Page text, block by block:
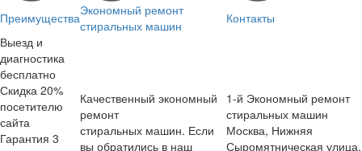
ПреимуществаЭкономный ремонт
стиральных машин
Контакты
Выезд и
диагностика
бесплатно
Скидка 20%
посетителю
сайта
Гарантия 3
Качественный экономный
ремонт
стиральных машин. Если
вы обратились в наш
1-й Экономный ремонт
стиральных машин
Москва, Нижняя
Сыромятническая улица,